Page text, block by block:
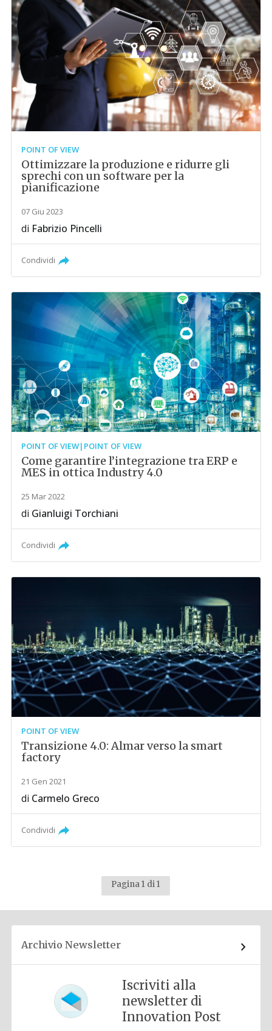
POINT OF VIEW
Ottimizzare la produzione e ridurre gli
sprechi con un software per la
pianificazione
07 Giu 2023
di Fabrizio Pincelli
Condividi
POINT OF VIEW|POINT OF VIEW
Come garantire l’integrazione tra ERP e
MES in ottica Industry 4.0
25 Mar 2022
di Gianluigi Torchiani
Condividi
POINT OF VIEW
Transizione 4.0: Almar verso la smart
factory
21 Gen 2021
di Carmelo Greco
Condividi
Pagina 1 di 1
Archivio Newsletter
Iscriviti alla
newsletter di
Innovation Post